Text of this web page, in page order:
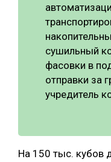
сушильный
фасовки в
отправки за
учредитель
На 150 тыс. кубов